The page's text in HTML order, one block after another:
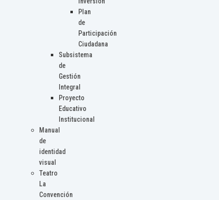
Plan
de
Participación
Ciudadana
Subsistema
de
Gestión
Integral
Proyecto
Educativo
Institucional
Manual
de
identidad
visual
Teatro
La
Convención